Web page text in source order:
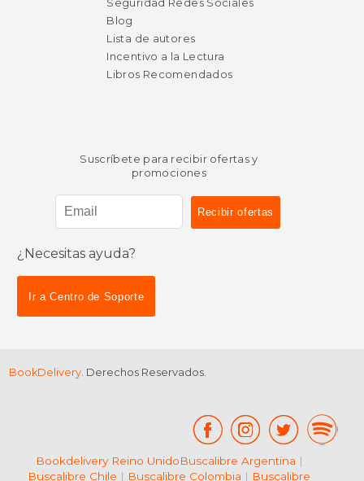
Seguridad Redes Sociales
Blog
Lista de autores
Incentivo a la Lectura
Libros Recomendados
Suscríbete para recibir ofertas y
promociones
¿Necesitas ayuda?
Ir a Centro de Soporte
BookDelivery. Derechos Reservados.
Bookdelivery Reino UnidoBuscalibre Argentina |
Buscalibre Chile | Buscalibre Colombia | Buscalibre